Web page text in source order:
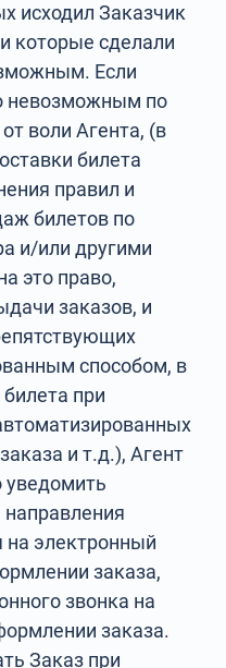
исходил Заказчик
которые сделали
Если
невозможным по
воли Агента, (в
билета
правил и
билетов по
и/или другими
это право,
заказов, и
способом, в
при
и т.д.), Агент
уведомить
на электронный
заказа,
звонка на
заказа.
Заказ при